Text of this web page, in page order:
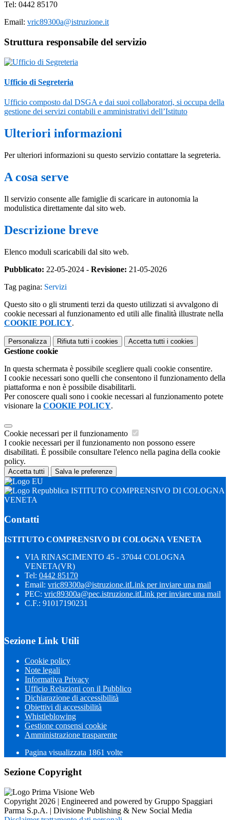
Tel: 0442 85170
Email: vric89300a@istruzione.it
Struttura responsabile del servizio
Ufficio di Segreteria
Ufficio composto dal DSGA e dai suoi collaboratori, si occupa della
gestione dei servizi contabili e amministrativi dell’Istituto
Ulteriori informazioni
Per ulteriori informazioni su questo servizio contattare la segreteria.
A cosa serve
Il servizio consente alle famiglie di scaricare in autonomia la
modulistica direttamente dal sito web.
Descrizione breve
Elenco moduli scaricabili dal sito web.
Pubblicato: 22-05-2024 - Revisione: 21-05-2026
Tag pagina: Servizi
Questo sito o gli strumenti terzi da questo utilizzati si avvalgono di
cookie necessari al funzionamento ed utili alle finalità illustrate nella
COOKIE POLICY.
Personalizza Rifiuta tutti i cookies Accetta tutti i cookies
Gestione cookie
In questa schermata è possibile scegliere quali cookie consentire.
I cookie necessari sono quelli che consentono il funzionamento della
piattaforma e non è possibile disabilitarli.
Per conoscere quali sono i cookie necessari al funzionamento potete
visionare la COOKIE POLICY.
Cookie necessari per il funzionamento
I cookie necessari per il funzionamento non possono essere
disabilitati. È possibile consultare l'elenco nella pagina della cookie
policy.
Accetta tutti Salva le preferenze
ISTITUTO COMPRENSIVO DI COLOGNA
VENETA
Contatti
ISTITUTO COMPRENSIVO DI COLOGNA VENETA
VIA RINASCIMENTO 45 - 37044 COLOGNA
VENETA(VR)
Tel: 0442 85170
Email: vric89300a@istruzione.itLink per inviare una mail
PEC: vric89300a@pec.istruzione.itLink per inviare una mail
C.F.: 91017190231
Sezione Link Utili
Cookie policy
Note legali
Informativa Privacy
Ufficio Relazioni con il Pubblico
Dichiarazione di accessibilità
Obiettivi di accessibilità
Whistleblowing
Gestione consensi cookie
Amministrazione trasparente
Pagina visualizzata 1861 volte
Sezione Copyright
Copyright 2026 | Engineered and powered by Gruppo Spaggiari
Parma S.p.A. | Divisione Publishing & New Social Media